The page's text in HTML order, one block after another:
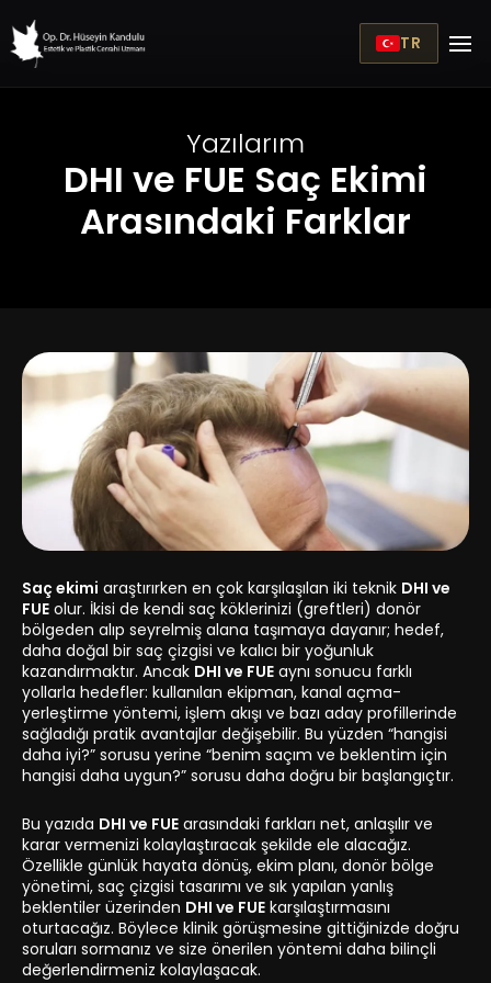
TR
Yazılarım
DHI ve FUE Saç Ekimi
Arasındaki Farklar
Saç ekimi araştırırken en çok karşılaşılan iki teknik DHI ve
FUE olur. İkisi de kendi saç köklerinizi (greftleri) donör
bölgeden alıp seyrelmiş alana taşımaya dayanır; hedef,
daha doğal bir saç çizgisi ve kalıcı bir yoğunluk
kazandırmaktır. Ancak DHI ve FUE aynı sonucu farklı
yollarla hedefler: kullanılan ekipman, kanal açma-
yerleştirme yöntemi, işlem akışı ve bazı aday profillerinde
sağladığı pratik avantajlar değişebilir. Bu yüzden “hangisi
daha iyi?” sorusu yerine “benim saçım ve beklentim için
hangisi daha uygun?” sorusu daha doğru bir başlangıçtır.
Bu yazıda DHI ve FUE arasındaki farkları net, anlaşılır ve
karar vermenizi kolaylaştıracak şekilde ele alacağız.
Özellikle günlük hayata dönüş, ekim planı, donör bölge
yönetimi, saç çizgisi tasarımı ve sık yapılan yanlış
beklentiler üzerinden DHI ve FUE karşılaştırmasını
oturtacağız. Böylece klinik görüşmesine gittiğinizde doğru
soruları sormanız ve size önerilen yöntemi daha bilinçli
değerlendirmeniz kolaylaşacak.